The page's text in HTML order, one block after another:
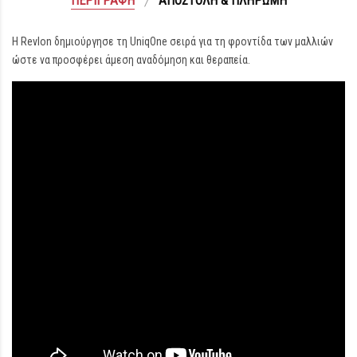
Η Revlon δημιούργησε τη UniqOne σειρά για τη φροντίδα των μαλλιών
ώστε να προσφέρει άμεση αναδόμηση και θεραπεία.